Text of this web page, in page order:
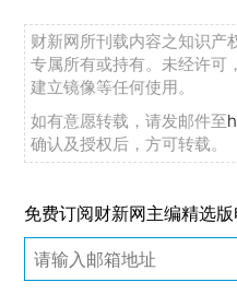
财新网所刊载内容之知识产
专属所有或持有。未经许可
建立镜像等任何使用。
如有意愿转载，请发邮件至
确认及授权后，方可转载。
免费订阅财新网主编精选